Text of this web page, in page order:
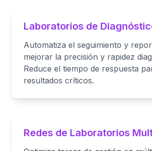
Laboratorios de
Automatiza el seguimiento y
mejorar la precisión y rapidez
Reduce el tiempo de respuesta
resultados críticos.
Redes de Laboratorios